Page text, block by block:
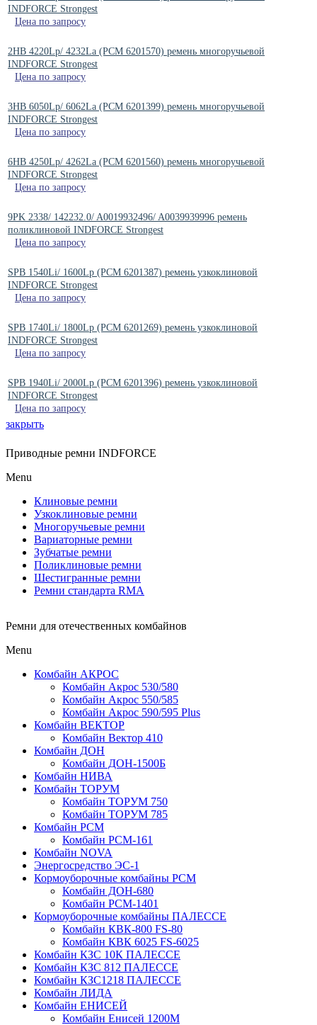
INDFORCE Strongest
Цена по запросу
2HB 4220Lp/ 4232La (PCM 6201570) ремень многоручьевой
INDFORCE Strongest
Цена по запросу
3HB 6050Lp/ 6062La (РСМ 6201399) ремень многоручьевой
INDFORCE Strongest
Цена по запросу
6HB 4250Lp/ 4262La (PCM 6201560) ремень многоручьевой
INDFORCE Strongest
Цена по запросу
9PK 2338/ 142232.0/ A0019932496/ A0039939996 ремень
поликлиновой INDFORCE Strongest
Цена по запросу
SPB 1540Li/ 1600Lp (РСМ 6201387) ремень узкоклиновой
INDFORCE Strongest
Цена по запросу
SPB 1740Li/ 1800Lp (PCM 6201269) ремень узкоклиновой
INDFORCE Strongest
Цена по запросу
SPB 1940Li/ 2000Lp (PCM 6201396) ремень узкоклиновой
INDFORCE Strongest
Цена по запросу
закрыть
Приводные ремни INDFORCE
Menu
Клиновые ремни
Узкоклиновые ремни
Многоручьевые ремни
Вариаторные ремни
Зубчатые ремни
Поликлиновые ремни
Шестигранные ремни
Ремни стандарта RMA
Ремни для отечественных комбайнов
Menu
Комбайн АКРОС
Комбайн Акрос 530/580
Комбайн Акрос 550/585
Комбайн Акрос 590/595 Plus
Комбайн ВЕКТОР
Комбайн Вектор 410
Комбайн ДОН
Комбайн ДОН-1500Б
Комбайн НИВА
Комбайн ТОРУМ
Комбайн ТОРУМ 750
Комбайн ТОРУМ 785
Комбайн РСМ
Комбайн РСМ-161
Комбайн NOVA
Энергосредство ЭС-1
Кормоуборочные комбайны РСМ
Комбайн ДОН-680
Комбайн РСМ-1401
Кормоуборочные комбайны ПАЛЕССЕ
Комбайн КВК-800 FS-80
Комбайн КВК 6025 FS-6025
Комбайн КЗС 10К ПАЛЕССЕ
Комбайн КЗС 812 ПАЛЕССЕ
Комбайн КЗС1218 ПАЛЕССЕ
Комбайн ЛИДА
Комбайн ЕНИСЕЙ
Комбайн Енисей 1200М